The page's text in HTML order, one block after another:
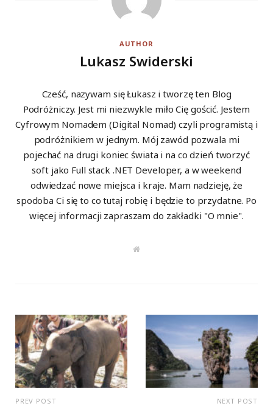
AUTHOR
Lukasz Swiderski
Cześć, nazywam się Łukasz i tworzę ten Blog
Podróżniczy. Jest mi niezwykle miło Cię gościć. Jestem
Cyfrowym Nomadem (Digital Nomad) czyli programistą i
podróżnikiem w jednym. Mój zawód pozwala mi
pojechać na drugi koniec świata i na co dzień tworzyć
soft jako Full stack .NET Developer, a w weekend
odwiedzać nowe miejsca i kraje. Mam nadzieję, że
spodoba Ci się to co tutaj robię i będzie to przydatne. Po
więcej informacji zapraszam do zakładki "O mnie".
W
PREV POST NEXT POST